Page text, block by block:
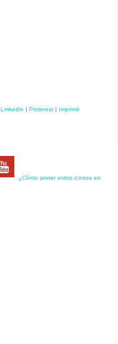
Linkedin | Pinterest | Imprimir
¿Cómo poner estos iconos en